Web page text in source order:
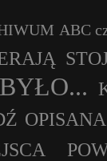
ABC
OPISANA